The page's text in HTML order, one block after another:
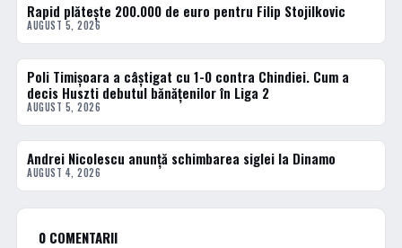
FOTBAL INTERN
Rapid plătește 200.000 de euro pentru Filip Stojilkovic
AUGUST 5, 2026
FOTBAL INTERN
Poli Timișoara a câștigat cu 1-0 contra Chindiei. Cum a
decis Huszti debutul bănățenilor în Liga 2
AUGUST 5, 2026
FOTBAL INTERN
Andrei Nicolescu anunță schimbarea siglei la Dinamo
AUGUST 4, 2026
0 COMENTARII